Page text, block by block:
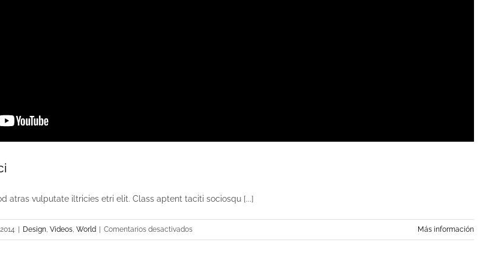
atras vulputate iltricies etri elit. Class aptent taciti sociosqu [...]
Design, Videos, World Comentarios desactivadosen
Malesuada
Más información